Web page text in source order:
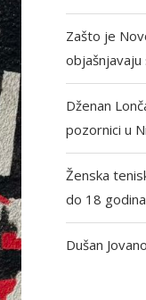
Zašto je
Dženan
pozornici u
Ženska
do 18
Dušan